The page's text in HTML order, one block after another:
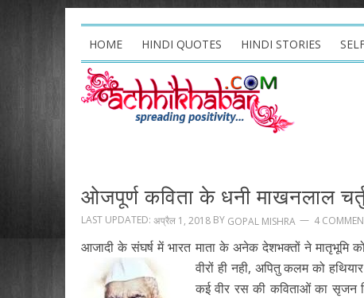
HOME HINDI QUOTES HINDI STORIES
ओजपूर्ण कविता के धनी माखनलाल
LAST UPDATED: अप्रैल 1, 2018 BY GOPAL MISHRA 4
आजादी के संघर्ष में भारत माता के अनेक देशभक्तों ने मातृभूमि
वीरों ही नही, अपितु कलम को
कई वीर रस की कविताओं का सृजन